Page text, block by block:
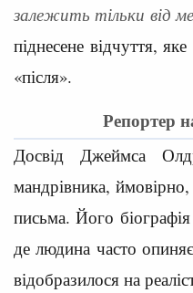
залежить тільки від
піднесене відчуття,
«після».
Репортер
Досвід Джеймса
мандрівника,
письма. Його
де людина часто
відобразилося на